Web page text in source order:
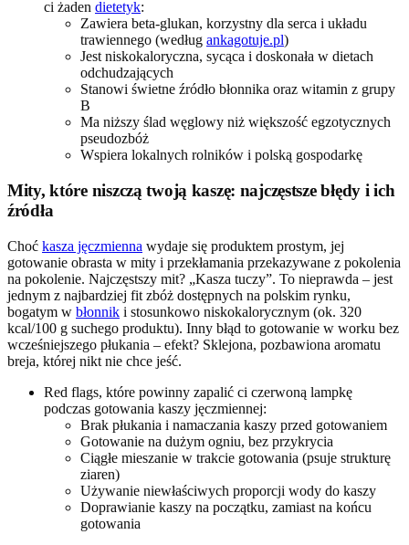
ci żaden dietetyk:
Zawiera beta-glukan, korzystny dla serca i układu
trawiennego (według ankagotuje.pl)
Jest niskokaloryczna, sycąca i doskonała w dietach
odchudzających
Stanowi świetne źródło błonnika oraz witamin z grupy
B
Ma niższy ślad węglowy niż większość egzotycznych
pseudozbóż
Wspiera lokalnych rolników i polską gospodarkę
Mity, które niszczą twoją kaszę: najczęstsze błędy i ich
źródła
Choć kasza jęczmienna wydaje się produktem prostym, jej
gotowanie obrasta w mity i przekłamania przekazywane z pokolenia
na pokolenie. Najczęstszy mit? „Kasza tuczy”. To nieprawda – jest
jednym z najbardziej fit zbóż dostępnych na polskim rynku,
bogatym w błonnik i stosunkowo niskokalorycznym (ok. 320
kcal/100 g suchego produktu). Inny błąd to gotowanie w worku bez
wcześniejszego płukania – efekt? Sklejona, pozbawiona aromatu
breja, której nikt nie chce jeść.
Red flags, które powinny zapalić ci czerwoną lampkę
podczas gotowania kaszy jęczmiennej:
Brak płukania i namaczania kaszy przed gotowaniem
Gotowanie na dużym ogniu, bez przykrycia
Ciągłe mieszanie w trakcie gotowania (psuje strukturę
ziaren)
Używanie niewłaściwych proporcji wody do kaszy
Doprawianie kaszy na początku, zamiast na końcu
gotowania